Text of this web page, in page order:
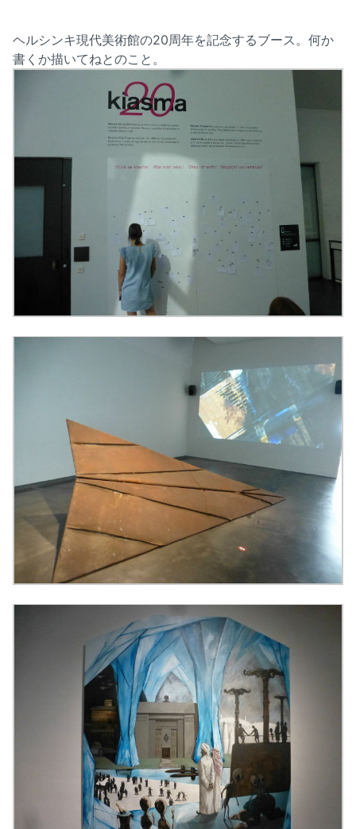
ヘルシンキ現代美術館の20周年を記念するブース。何か
書くか描いてねとのこと。